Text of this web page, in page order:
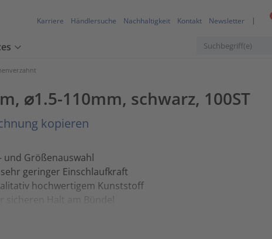
Karriere Händlersuche Nachhaltigkeit Kontakt Newsletter
⌀1.5-110mm, schwarz, 100ST
kopieren
und Größenauswahl
geringer Einschlaufkraft
hochwertigem Kunststoff
sicheren Halt am Bündel